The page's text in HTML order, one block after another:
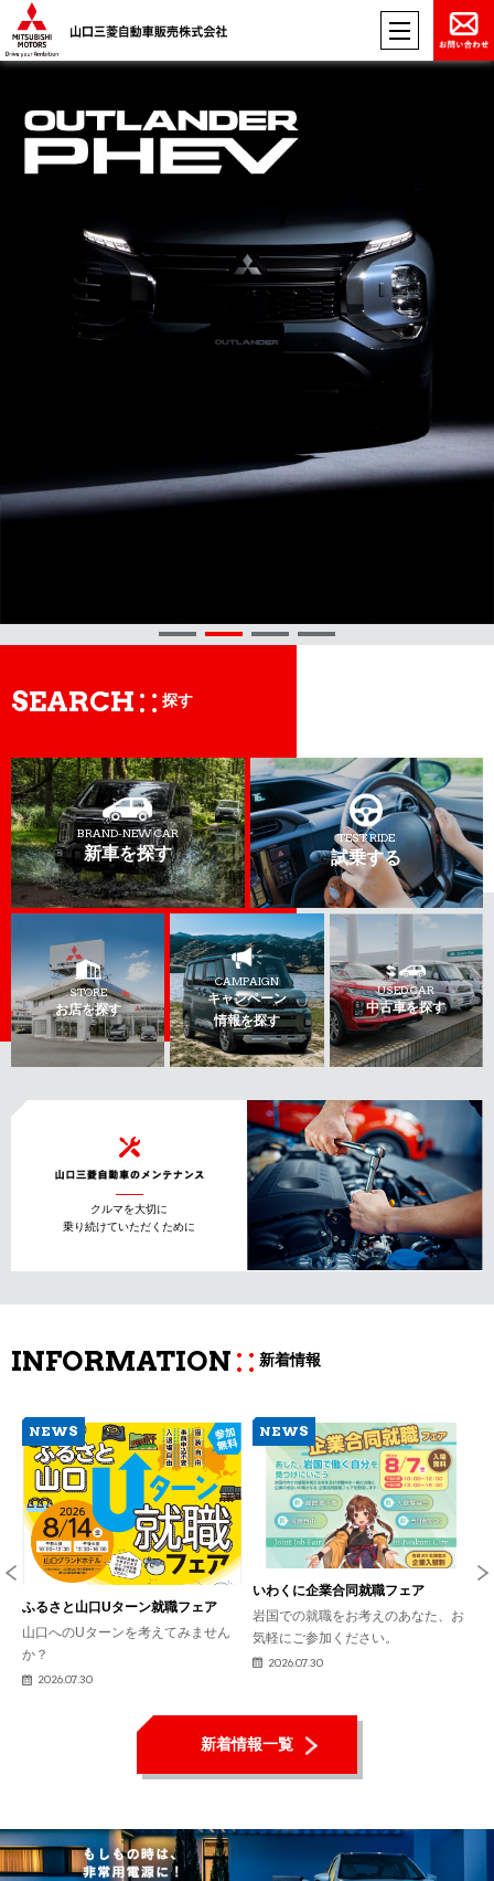
SEARCH 探す
BRAND-NEW CAR
新車を探す
TEST RIDE
試乗する
STORE
お店を探す
CAMPAIGN
キャンペーン
情報を探す
USED CAR
中古車を探す
クルマを大切に
乗り続けていただくために
INFORMATION 新着情報
NEWS
ふるさと山口Uターン就職フェア
山口へのUターンを考えてみません
か？
2026.07.30
NEWS
いわくに企業合同就職フェア
岩国での就職をお考えのあなた、お
気軽にご参加ください。
2026.07.30
8
新着情報一覧